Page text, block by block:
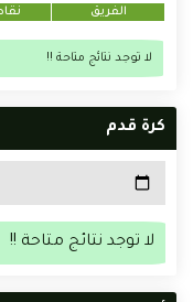
الفريق
لا توجد نتائج متاحة !!
كرة قدم
لا توجد نتائج متاحة !!